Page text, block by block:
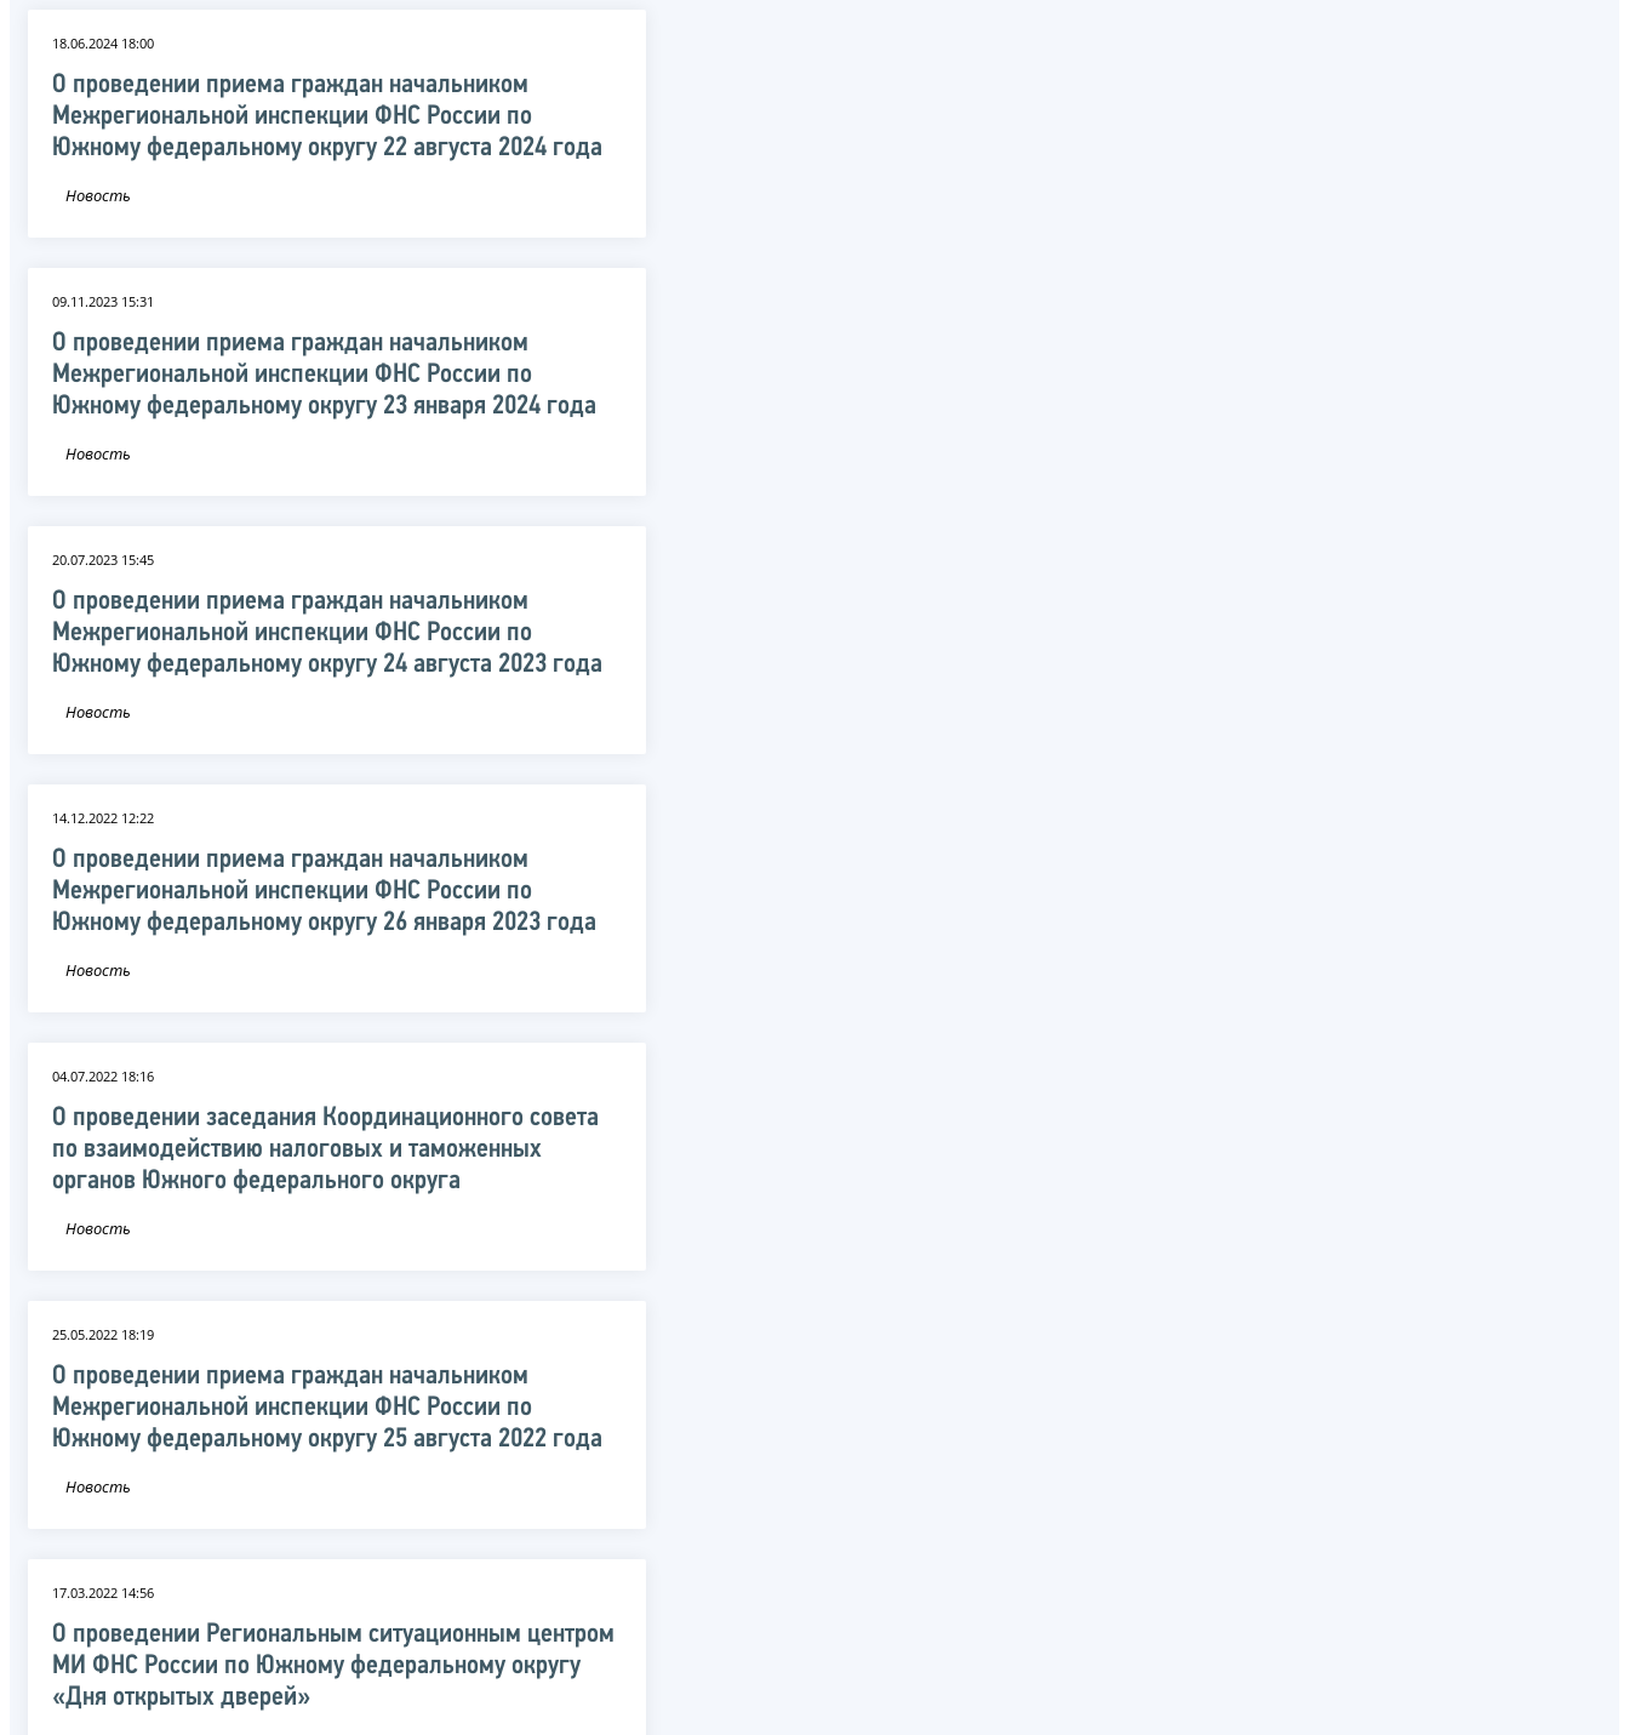
18.06.2024 18:00
О проведении приема граждан начальником
Межрегиональной инспекции ФНС России по
Южному федеральному округу 22 августа 2024 года
Новость
09.11.2023 15:31
О проведении приема граждан начальником
Межрегиональной инспекции ФНС России по
Южному федеральному округу 23 января 2024 года
Новость
20.07.2023 15:45
О проведении приема граждан начальником
Межрегиональной инспекции ФНС России по
Южному федеральному округу 24 августа 2023 года
Новость
14.12.2022 12:22
О проведении приема граждан начальником
Межрегиональной инспекции ФНС России по
Южному федеральному округу 26 января 2023 года
Новость
04.07.2022 18:16
О проведении заседания Координационного совета
по взаимодействию налоговых и таможенных
органов Южного федерального округа
Новость
25.05.2022 18:19
О проведении приема граждан начальником
Межрегиональной инспекции ФНС России по
Южному федеральному округу 25 августа 2022 года
Новость
17.03.2022 14:56
О проведении Региональным ситуационным центром
МИ ФНС России по Южному федеральному округу
«Дня открытых дверей»